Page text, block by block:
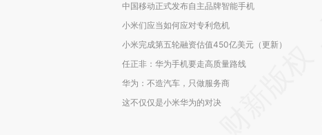
中国移动正式发布自主品牌智能手机
小米们应当如何应对专利危机
小米完成第五轮融资估值450亿美元（更新）
任正非：华为手机要走高质量路线
华为：不造汽车，只做服务商
这不仅仅是小米华为的对决